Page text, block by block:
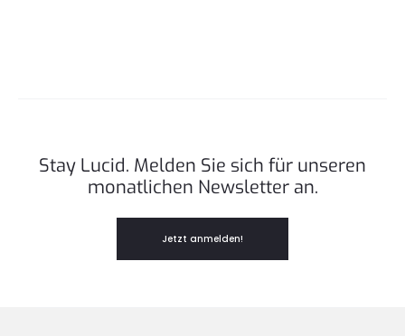
Stay Lucid. Melden Sie sich für unseren
monatlichen Newsletter an.
Jetzt anmelden!